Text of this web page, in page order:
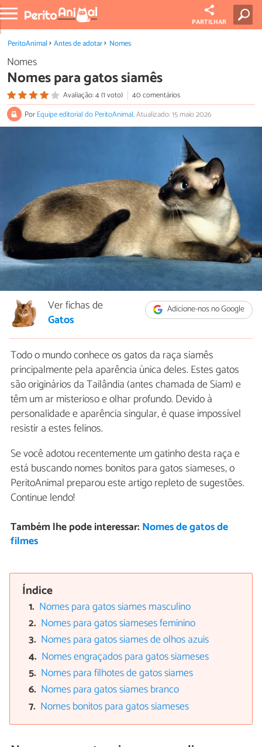
PARTILHAR
PeritoAnimal Antes de adotar Nomes
Nomes
Nomes para gatos siamês
Avaliação: 4 (1 voto)
40 comentários
PorEquipe editorial do PeritoAnimal.Atualizado: 15 maio 2026
Adicione-nos no Google
Ver fichas de
Gatos
Todo o mundo conhece os gatos da raça siamês
principalmente pela aparência única deles. Estes gatos
são originários da Tailândia (antes chamada de Siam) e
têm um ar misterioso e olhar profundo. Devido à
personalidade e aparência singular, é quase impossível
resistir a estes felinos.
Se você adotou recentemente um gatinho desta raça e
está buscando nomes bonitos para gatos siameses, o
PeritoAnimal preparou este artigo repleto de sugestões.
Continue lendo!
Também lhe pode interessar: Nomes de gatos de
filmes
Índice
Nomes para gatos siames masculino
Nomes para gatos siameses feminino
Nomes para gatos siames de olhos azuis
Nomes engraçados para gatos siameses
Nomes para filhotes de gatos siames
Nomes para gatos siames branco
Nomes bonitos para gatos siameses